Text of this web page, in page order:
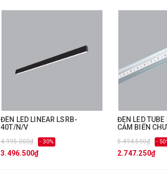
ĐÈN LED LINEAR LSRB-
40T/N/V
4.995.000₫ - 30%
3.496.500₫
ĐÈN LED TUBE
CẢM BIẾN
5.494.500₫ -
2.747.250₫